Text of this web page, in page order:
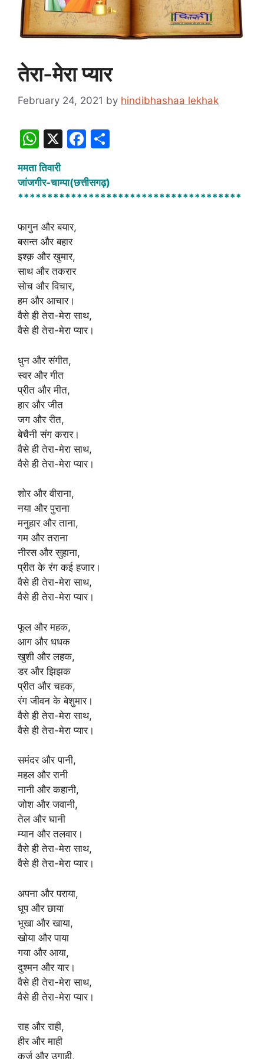
तेरा-मेरा प्यार
February 24, 2021 by hindibhashaa lekhak
W
h
at
s
p
p
X
F
c
e e
ममता तिवारी
जांजगीर-चाम्पा(छत्तीसगढ़)
**************************************
फागुन और बयार,
बसन्त और बहार
इश्क़ और खुमार,
साथ और तकरार
सोच और विचार,
हम और आचार।
वैसे ही तेरा-मेरा साथ,
वैसे ही तेरा-मेरा प्यार।
धुन और संगीत,
स्वर और गीत
प्रीत और मीत,
हार और जीत
जग और रीत,
बेचैनी संग करार।
वैसे ही तेरा-मेरा साथ,
वैसे ही तेरा-मेरा प्यार।
शोर और वीराना,
नया और पुराना
मनुहार और ताना,
गम और तराना
नीरस और सुहाना,
प्रीत के रंग कई हजार।
वैसे ही तेरा-मेरा साथ,
वैसे ही तेरा-मेरा प्यार।
फूल और महक,
आग और धधक
खुशी और लहक,
डर और झिझक
प्रीत और चहक,
रंग जीवन के बेशुमार।
वैसे ही तेरा-मेरा साथ,
वैसे ही तेरा-मेरा प्यार।
समंदर और पानी,
महल और रानी
नानी और कहानी,
जोश और जवानी,
तेल और घानी
म्यान और तलवार।
वैसे ही तेरा-मेरा साथ,
वैसे ही तेरा-मेरा प्यार।
अपना और पराया,
धूप और छाया
भूखा और खाया,
खोया और पाया
गया और आया,
दुश्मन और यार।
वैसे ही तेरा-मेरा साथ,
वैसे ही तेरा-मेरा प्यार।
राह और राही,
हीर और माही
कर्ज और उगाही,